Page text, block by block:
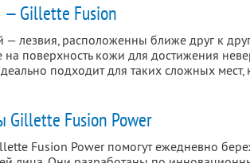
— Gillette Fusion
— лезвия, расположенны ближе друг к
на поверхность кожи для достижения
подходит для таких сложных мест,
Gillette Fusion Power
Fusion Power помогут ежедневно